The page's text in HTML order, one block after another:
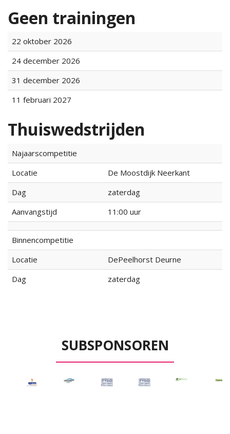
Geen trainingen
22 oktober 2026
24 december 2026
31 december 2026
11 februari 2027
Thuiswedstrijden
Najaarscompetitie
Locatie
De Moostdijk Neerkant
Dag
zaterdag
Aanvangstijd
11:00 uur
Binnencompetitie
Locatie
DePeelhorst Deurne
Dag
zaterdag
SUBSPONSOREN